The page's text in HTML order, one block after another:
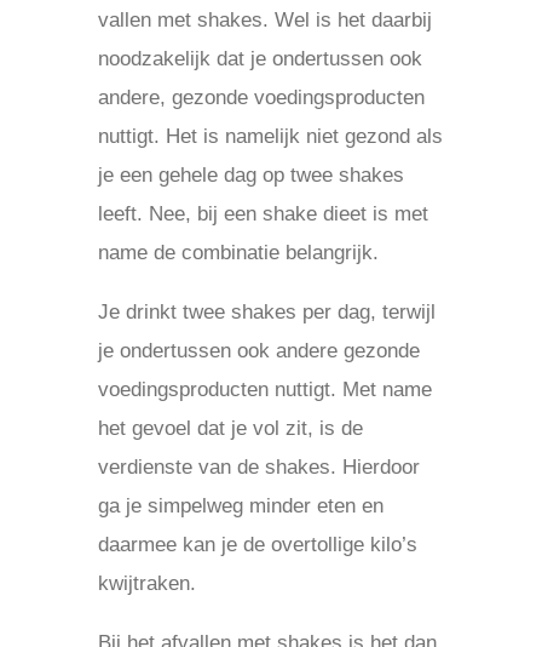
vallen met shakes. Wel is het daarbij
noodzakelijk dat je ondertussen ook
andere, gezonde voedingsproducten
nuttigt. Het is namelijk niet gezond als
je een gehele dag op twee shakes
leeft. Nee, bij een shake dieet is met
name de combinatie belangrijk.
Je drinkt twee shakes per dag, terwijl
je ondertussen ook andere gezonde
voedingsproducten nuttigt. Met name
het gevoel dat je vol zit, is de
verdienste van de shakes. Hierdoor
ga je simpelweg minder eten en
daarmee kan je de overtollige kilo’s
kwijtraken.